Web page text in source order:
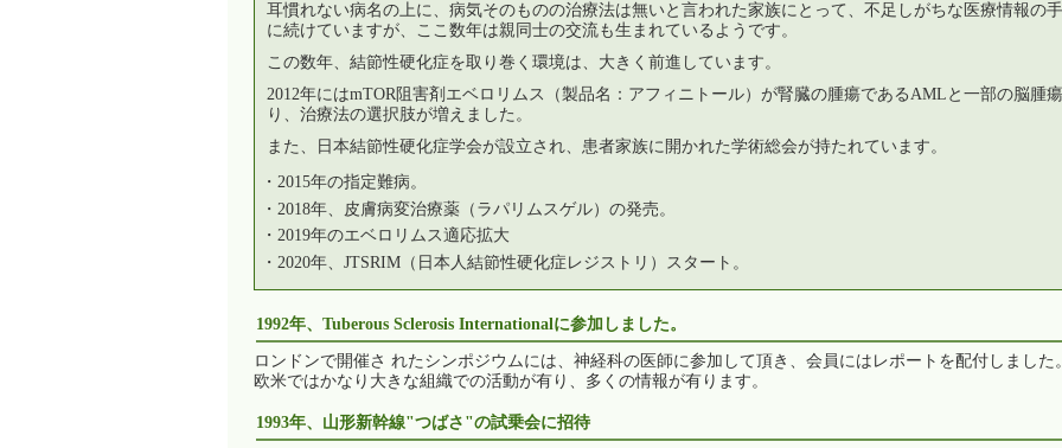
耳慣れない病名の上に、病気そのものの治療法は無いと言われた家族にとって、不足しがちな医療情報の
に続けていますが、ここ数年は親同士の交流も生まれているようです。
この数年、結節性硬化症を取り巻く環境は、大きく前進しています。
2012年にはmTOR阻害剤エベロリムス（製品名：アフィニトール）が腎臓の腫瘍であるAMLと一部の脳腫
り、治療法の選択肢が増えました。
また、日本結節性硬化症学会が設立され、患者家族に開かれた学術総会が持たれています。
・2015年の指定難病。
・2018年、皮膚病変治療薬（ラパリムスゲル）の発売。
・2019年のエベロリムス適応拡大
・2020年、JTSRIM（日本人結節性硬化症レジストリ）スタート。
1992年、Tuberous Sclerosis Internationalに参加しました。
ロンドンで開催さ れたシンポジウムには、神経科の医師に参加して頂き、会員にはレポートを配付しました。
欧米ではかなり大きな組織での活動が有り、多くの情報が有ります。
1993年、山形新幹線"つばさ"の試乗会に招待